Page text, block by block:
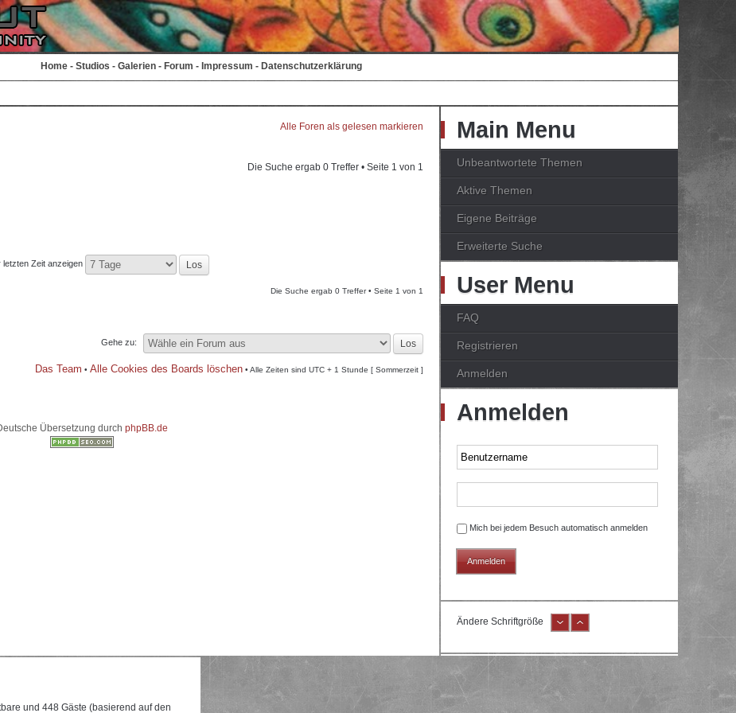
Home - Studios - Galerien - Forum - Impressum - Datenschutzerklärung
Alle Foren als gelesen markieren
Die Suche ergab 0 Treffer • Seite 1 von 1
letzten Zeit anzeigen
Die Suche ergab 0 Treffer • Seite 1 von 1
Gehe zu:
Das Team • Alle Cookies des Boards löschen • Alle Zeiten sind UTC + 1 Stunde [ Sommerzeit ]
Übersetzung durch phpBB.de
Main Menu
Unbeantwortete Themen
Aktive Themen
Eigene Beiträge
Erweiterte Suche
User Menu
FAQ
Registrieren
Anmelden
Anmelden
Mich bei jedem Besuch automatisch anmelden
Ändere Schriftgröße
und 448 Gäste (basierend auf den